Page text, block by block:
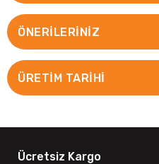
ÖNERILERINIZ
ÜRETİM TARİHİ
Ücretsiz Kargo